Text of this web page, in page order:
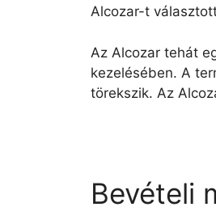
Alcozar-t
Az Alcozar tehát
kezelésében. A
törekszik. Az
Bevételi